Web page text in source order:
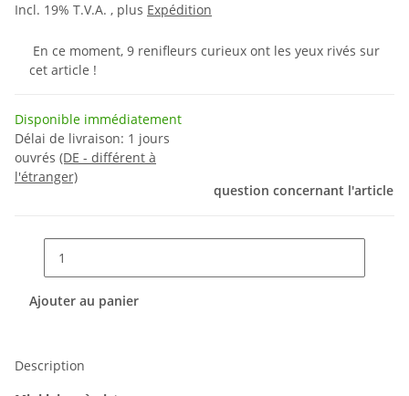
Incl. 19% T.V.A. , plus Expédition
En ce moment, 9 renifleurs curieux ont les yeux rivés sur
cet article !
Disponible immédiatement
Délai de livraison: 1 jours
ouvrés (DE - différent à
l'étranger)
question concernant l'article
Ajouter au panier
Description